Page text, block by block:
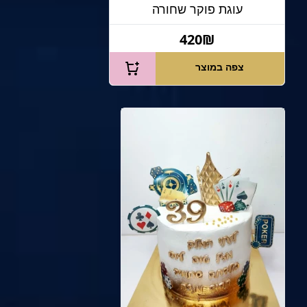
עוגת פוקר שחורה
420₪
צפה במוצר